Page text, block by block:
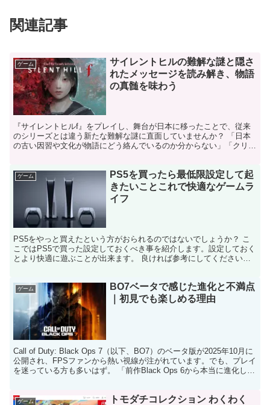
関連記事
ゲーム
サイレントヒルの難解な謎と隠さ
れたメッセージを読み解き、物語
の真髄を味わう
『サイレントヒルf』をプレイし、舞台が日本に移ったことで、従来
のシリーズとは違う新たな難解な謎に直面していませんか？ 「日本
の古い因習や文化が物語にどう絡んでいるのか分からない」「クリー
ゲーム
PS5を買ったら最低限設定して起
きたいことこれで快適なゲームラ
イフ
PS5をやっと買えたという方がおられるのではないでしょうか？ こ
こではPS5で買った設定しておくべき事を紹介します。設定しておく
とより快適に遊ぶことが出来ます。 良ければ参考にしてください
ゲーム
BO7ベータで感じた進化と不満点
｜初見でも楽しめる理由
Call of Duty: Black Ops 7（以下、BO7）のベータ版が2025年10月に
公開され、FPSファンから熱い視線が注がれています。でも、プレイ
を迷っている方も多いはず。 「前作Black Ops 6から本当に進化した
ゲーム
トモダチコレクション わくわく